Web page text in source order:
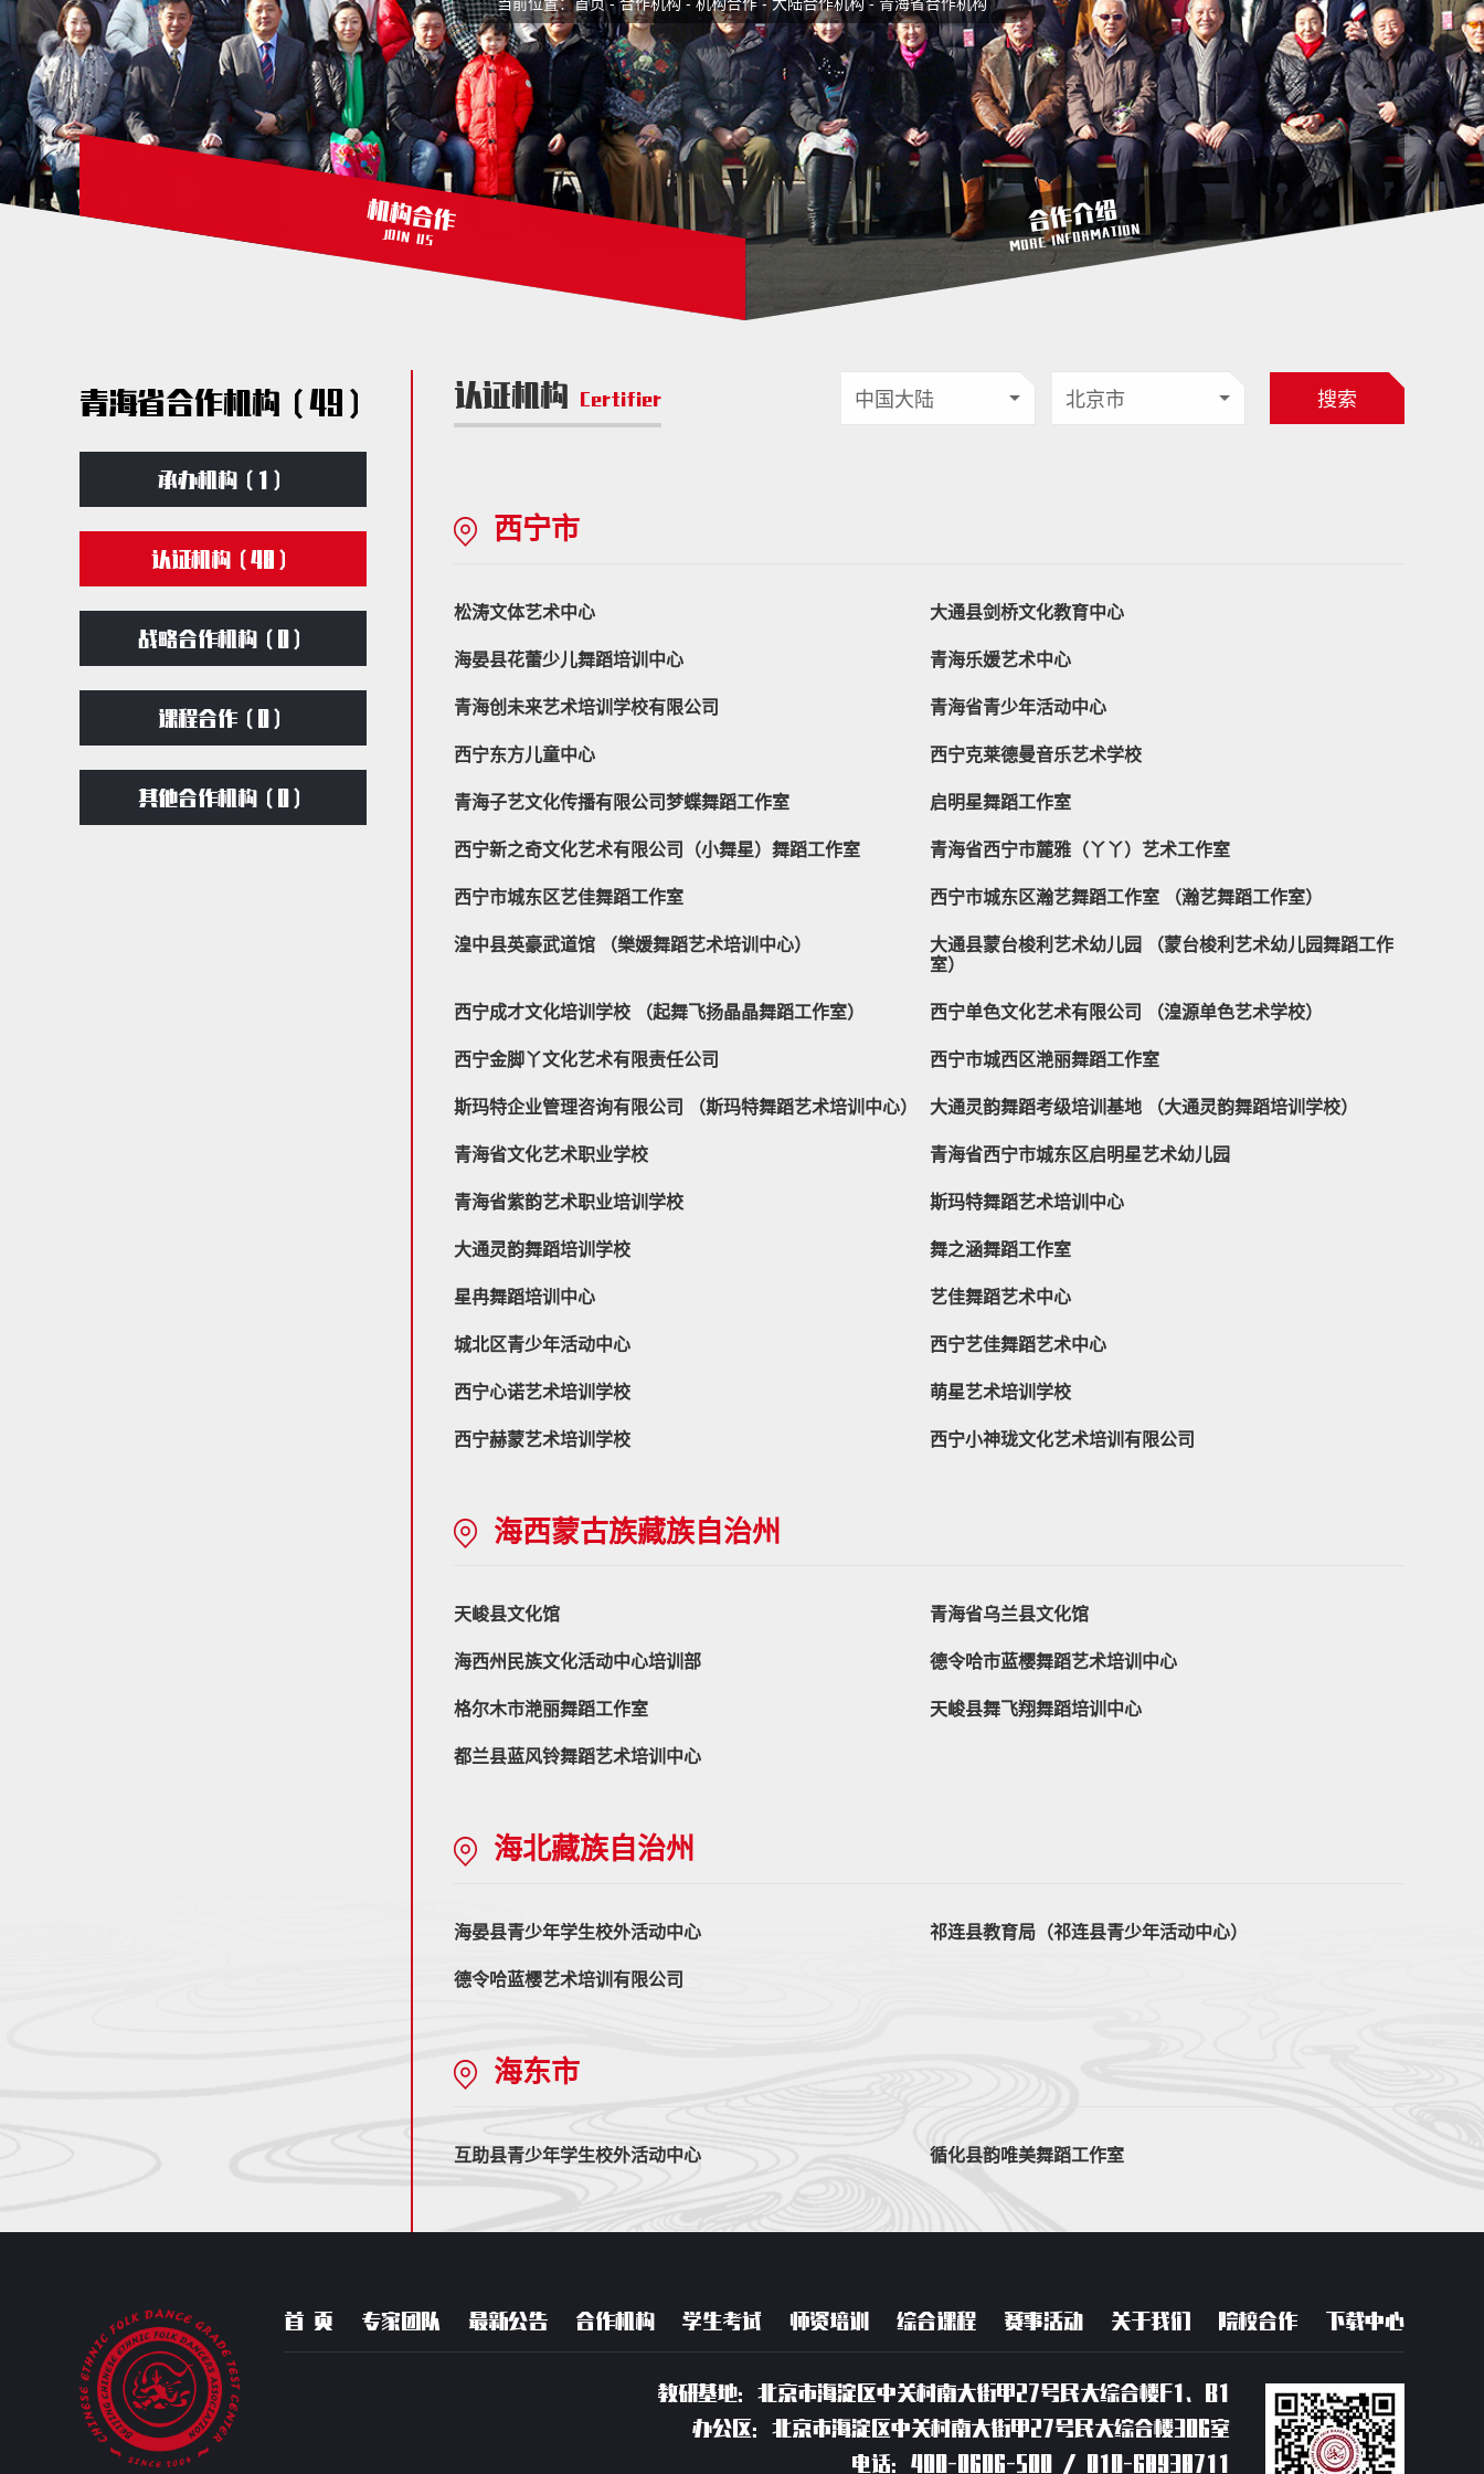
机构合作
JOIN US
合作介绍
MORE INFORMATION
青海省合作机构（49）
承办机构（1）
认证机构（ 48 ）
战略合作机构（0）
课程合作（0）
其他合作机构（0）
认证机构 Certifier 搜索
西宁市
松涛文体艺术中心 大通县剑桥文化教育中心
海晏县花蕾少儿舞蹈培训中心 青海乐媛艺术中心
青海创未来艺术培训学校有限公司 青海省青少年活动中心
西宁东方儿童中心 西宁克莱德曼音乐艺术学校
青海子艺文化传播有限公司梦蝶舞蹈工作室 启明星舞蹈工作室
西宁新之奇文化艺术有限公司（小舞星）舞蹈工作室 青海省西宁市麓雅（丫丫）艺术工作室
西宁市城东区艺佳舞蹈工作室 西宁市城东区瀚艺舞蹈工作室 （瀚艺舞蹈工作室）
湟中县英豪武道馆 （樂媛舞蹈艺术培训中心）
大通县蒙台梭利艺术幼儿园 （蒙台梭利艺术幼儿园舞蹈工作
室）
西宁成才文化培训学校 （起舞飞扬晶晶舞蹈工作室） 西宁单色文化艺术有限公司 （湟源单色艺术学校）
西宁金脚丫文化艺术有限责任公司 西宁市城西区滟丽舞蹈工作室
斯玛特企业管理咨询有限公司 （斯玛特舞蹈艺术培训中心） 大通灵韵舞蹈考级培训基地 （大通灵韵舞蹈培训学校）
青海省文化艺术职业学校 青海省西宁市城东区启明星艺术幼儿园
青海省紫韵艺术职业培训学校 斯玛特舞蹈艺术培训中心
大通灵韵舞蹈培训学校 舞之涵舞蹈工作室
星冉舞蹈培训中心 艺佳舞蹈艺术中心
城北区青少年活动中心 西宁艺佳舞蹈艺术中心
西宁心诺艺术培训学校 萌星艺术培训学校
西宁赫蒙艺术培训学校 西宁小神珑文化艺术培训有限公司
海西蒙古族藏族自治州
天峻县文化馆 青海省乌兰县文化馆
海西州民族文化活动中心培训部 德令哈市蓝樱舞蹈艺术培训中心
格尔木市滟丽舞蹈工作室 天峻县舞飞翔舞蹈培训中心
都兰县蓝风铃舞蹈艺术培训中心
海北藏族自治州
海晏县青少年学生校外活动中心 祁连县教育局（祁连县青少年活动中心）
德令哈蓝樱艺术培训有限公司
海东市
互助县青少年学生校外活动中心 循化县韵唯美舞蹈工作室
首 页 专家团队 最新公告 合作机构 学生考试 师资培训 综合课程 赛事活动 关于我们 院校合作 下载中心
教研基地：北京市海淀区中关村南大街甲27号民大综合楼F1、B1
办公区：北京市海淀区中关村南大街甲27号民大综合楼306室
电话：400-0606-500 / 010-68938711